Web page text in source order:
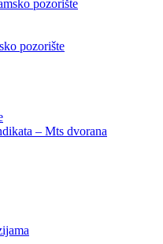
pozorište
pozorište
– Mts dvorana